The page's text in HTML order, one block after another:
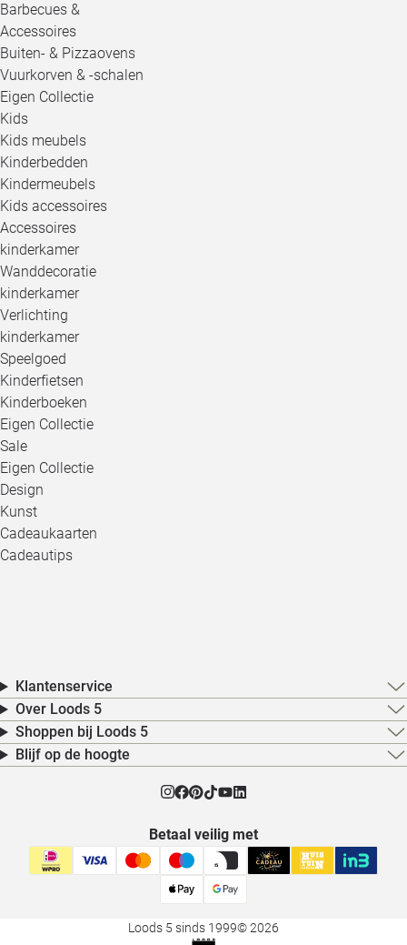
Barbecues &
Accessoires
Buiten- & Pizzaovens
Vuurkorven & -schalen
Eigen Collectie
Kids
Kids meubels
Kinderbedden
Kindermeubels
Kids accessoires
Accessoires
kinderkamer
Wanddecoratie
kinderkamer
Verlichting
kinderkamer
Speelgoed
Kinderfietsen
Kinderboeken
Eigen Collectie
Sale
Eigen Collectie
Design
Kunst
Cadeaukaarten
Cadeautips
Klantenservice
Over Loods 5
Shoppen bij Loods 5
Blijf op de hoogte
Betaal veilig met
Loods 5 sinds 1999© 2026